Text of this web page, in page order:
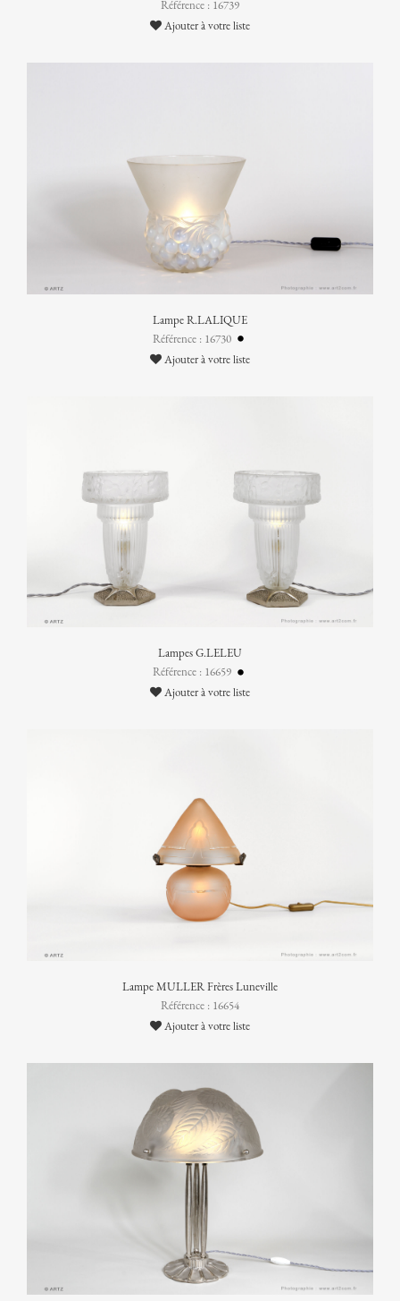
Référence : 16739
Ajouter à votre liste
Lampe R.LALIQUE
Référence : 16730
Ajouter à votre liste
Lampes G.LELEU
Référence : 16659
Ajouter à votre liste
Lampe MULLER Frères Luneville
Référence : 16654
Ajouter à votre liste